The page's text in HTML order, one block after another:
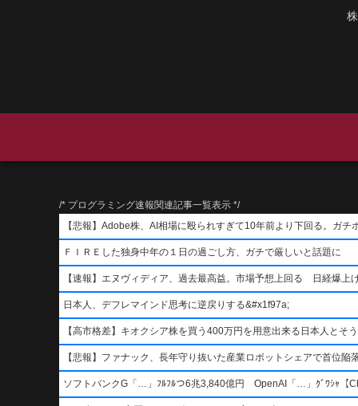
/* プログラミング速報関連記事一覧表示 */
【悲報】Adobe株、AI相場に殴られすぎて10年前より下回る。ガチ
ＦＩＲＥした独身中年の１日の過ごし方、ガチで厳しいと話題に
【速報】エヌヴィディア、過去最高益。市場予想上回る 日経爆上
日本人、デフレマインド思考に逆戻りする&#x1f97a;
【高市格差】キオクシア株を買う400万円を用意出来る日本人とそ
【悲報】ファナック、長年守り抜いた産業ロボットシェアで首位
ソフトバンクG「…」ﾌﾙﾌﾙつ6兆3,840億円 OpenAI「…」ｸﾞﾜｼｬ【